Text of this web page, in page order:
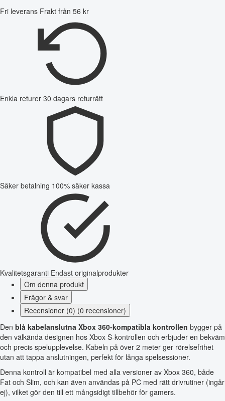
Fri leverans Frakt från 56 kr
Enkla returer 30 dagars returrätt
Säker betalning 100% säker kassa
Kvalitetsgaranti Endast originalprodukter
Om denna produkt
Frågor & svar
Recensioner (0) (0 recensioner)
Den blå kabelanslutna Xbox 360-kompatibla kontrollen bygger på
den välkända designen hos Xbox S-kontrollen och erbjuder en bekväm
och precis spelupplevelse. Kabeln på över 2 meter ger rörelsefrihet
utan att tappa anslutningen, perfekt för långa spelsessioner.
Denna kontroll är kompatibel med alla versioner av Xbox 360, både
Fat och Slim, och kan även användas på PC med rätt drivrutiner (ingår
ej), vilket gör den till ett mångsidigt tillbehör för gamers.